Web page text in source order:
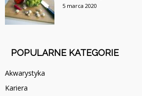
5 marca 2020
POPULARNE KATEGORIE
Akwarystyka
Kariera